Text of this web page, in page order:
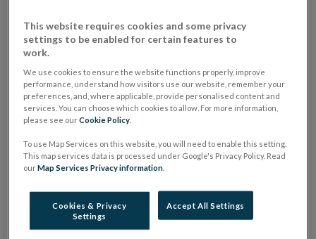
Táirgí Miondíola
Struchtúrtha níos casta
agus níos rioscúla á
dtairiscint ag gnólachtaí
do thomhaltóirí
01 Meán Fómhair 2016 Irish Category
Ag imeacht ó tháirgí taisce-bhunaithe le caipiteal
This website requires cookies and some privacy
settings to be enabled for certain features to
work.
We use cookies to ensure the website functions properly, improve
performance, understand how visitors use our website, remember your
preferences, and, where applicable, provide personalised content and
services. You can choose which cookies to allow. For more information,
please see ourCookie Policy
To use Map Services on this website, you will need to enable this setting.
This map services data is processed under Google's Privacy Policy. Read
ourMap Services Privacy information
Cookies & Privacy
Settings
Accept All Settings